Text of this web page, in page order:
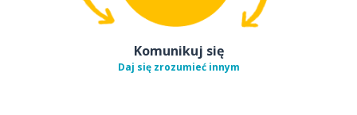
Komunikuj się
Daj się zrozumieć innym